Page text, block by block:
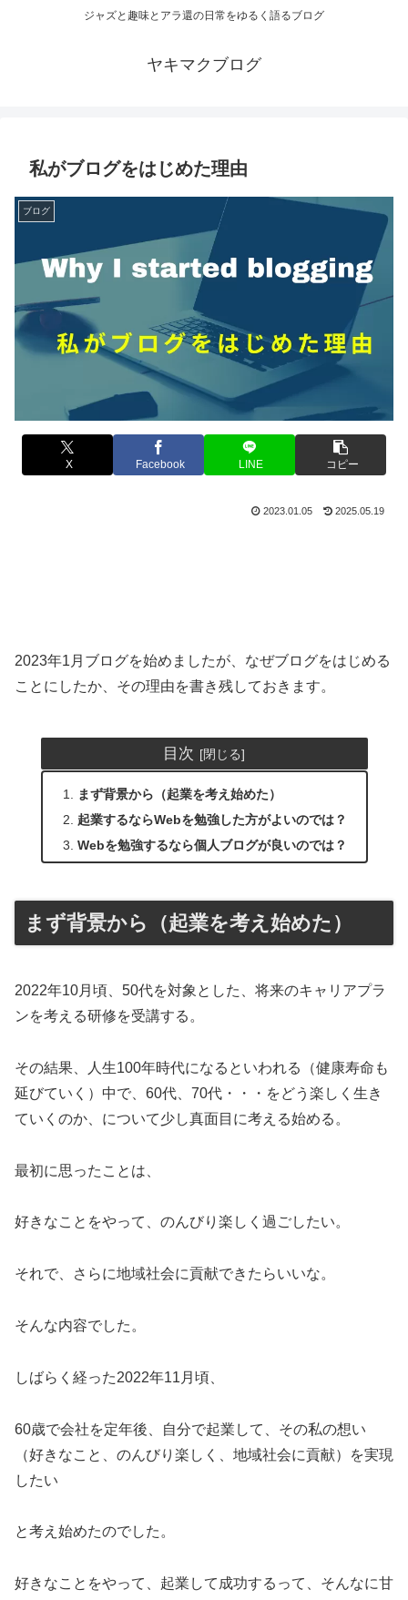
ジャズと趣味とアラ還の日常をゆるく語るブログ
ヤキマクブログ
私がブログをはじめた理由
ブログ
X Facebook LINE コピー
2023.01.05 2025.05.19
2023年1月ブログを始めましたが、なぜブログをはじめる
ことにしたか、その理由を書き残しておきます。
目次
まず背景から（起業を考え始めた）
起業するならWebを勉強した方がよいのでは？
Webを勉強するなら個人ブログが良いのでは？
まず背景から（起業を考え始めた）
2022年10月頃、50代を対象とした、将来のキャリアプラ
ンを考える研修を受講する。
その結果、人生100年時代になるといわれる（健康寿命も
延びていく）中で、60代、70代・・・をどう楽しく生き
ていくのか、について少し真面目に考える始める。
最初に思ったことは、
好きなことをやって、のんびり楽しく過ごしたい。
それで、さらに地域社会に貢献できたらいいな。
そんな内容でした。
しばらく経った2022年11月頃、
60歳で会社を定年後、自分で起業して、その私の想い
（好きなこと、のんびり楽しく、地域社会に貢献）を実現
したい
と考え始めたのでした。
好きなことをやって、起業して成功するって、そんなに甘